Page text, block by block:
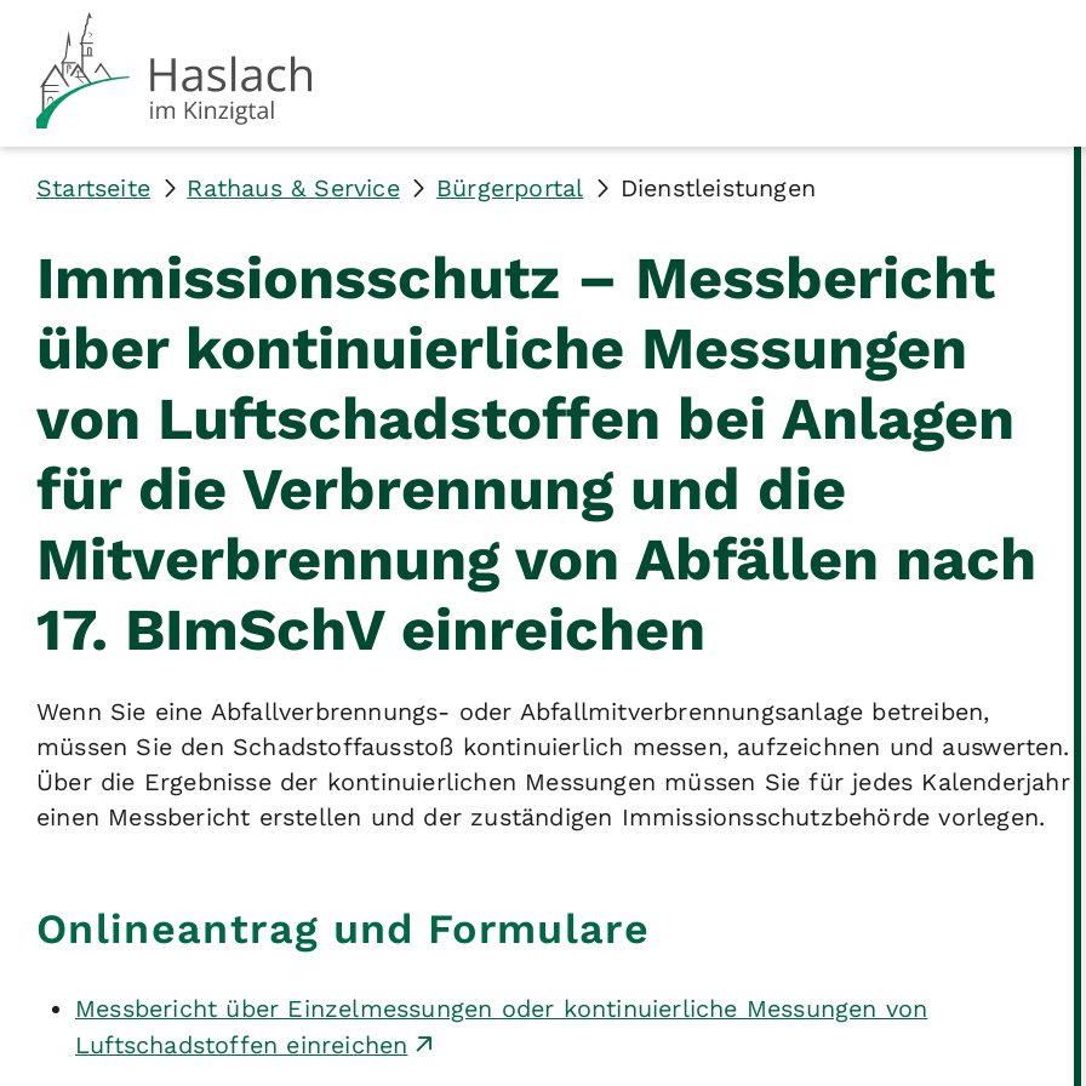
Startseite Rathaus & Service Bürgerportal Dienstleistungen
Immissionsschutz – Messbericht
über kontinuierliche Messungen
von Luftschadstoffen bei Anlagen
für die Verbrennung und die
Mitverbrennung von Abfällen nach
17. BImSchV einreichen
Wenn Sie eine Abfallverbrennungs- oder Abfallmitverbrennungsanlage betreiben,
müssen Sie den Schadstoffausstoß kontinuierlich messen, aufzeichnen und auswerten.
Über die Ergebnisse der kontinuierlichen Messungen müssen Sie für jedes Kalenderjahr
einen Messbericht erstellen und der zuständigen Immissionsschutzbehörde vorlegen.
Onlineantrag und Formulare
Messbericht über Einzelmessungen oder kontinuierliche Messungen von
Luftschadstoffen einreichen